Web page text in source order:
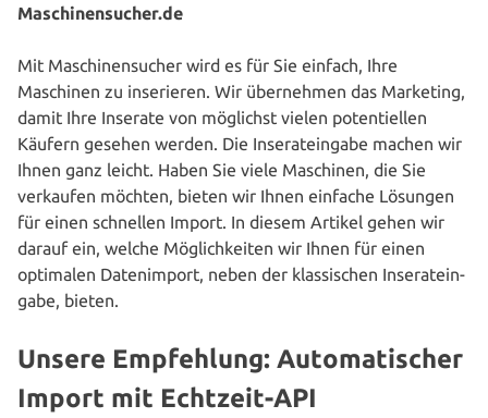
Maschinensucher.de
Mit Maschinen­sucher wird es für Sie einfach, Ihre
Maschinen zu inse­rie­ren. Wir über­neh­men das Marketing,
damit Ihre Inserate von möglichst vielen poten­ti­el­len
Käufern gesehen werden. Die Inse­rat­ein­ga­be machen wir
Ihnen ganz leicht. Haben Sie viele Maschinen, die Sie
verkaufen möchten, bieten wir Ihnen einfache Lösungen
für einen schnellen Import. In diesem Artikel gehen wir
darauf ein, welche Mög­lich­kei­ten wir Ihnen für einen
optimalen Daten­im­port, neben der klas­si­schen Inse­rat­ein­
ga­be, bieten.
Unsere Empfehlung: Automatischer
Import mit Echtzeit-API